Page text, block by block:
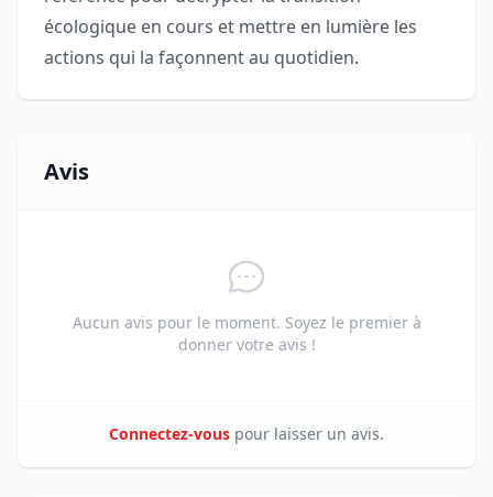
écologique en cours et mettre en lumière les
actions qui la façonnent au quotidien.
Avis
Aucun avis pour le moment. Soyez le premier à
donner votre avis !
Connectez-vous pour laisser un avis.